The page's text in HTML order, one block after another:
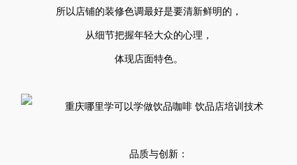
所以店铺的装修色调最好是要清新鲜明的，
从细节把握年轻大众的心理，
体现店面特色。
品质与创新：